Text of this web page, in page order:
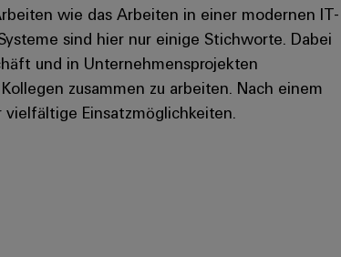
wie das Arbeiten in einer modernen IT-
sind hier nur einige Stichworte. Dabei
und in Unternehmensprojekten
zusammen zu arbeiten. Nach einem
Einsatzmöglichkeiten.